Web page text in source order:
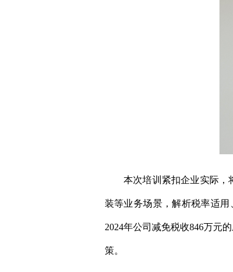
本次培训紧扣企业实际，将
装等业务场景，解析税率适
2024年公司减免税收846万元
策。